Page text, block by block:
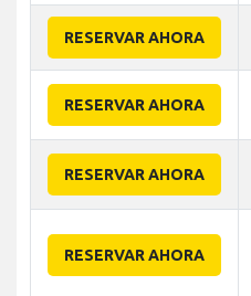
RESERVAR AHORA
RESERVAR AHORA
RESERVAR AHORA
RESERVAR AHORA